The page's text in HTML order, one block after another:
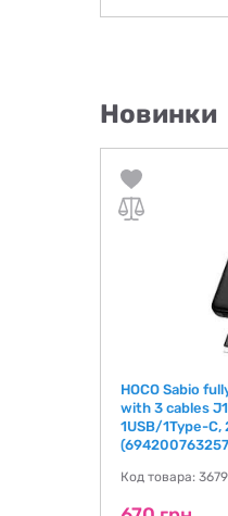
Новинки
HOCO Sabio
with 3 cables
1USB/1Type-C,
Код товара: